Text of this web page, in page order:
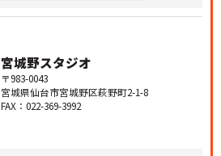
宮城野スタジオ
〒983-0043
宮城県仙台市宮城野区萩野町2-1-8
FAX：022-369-3992